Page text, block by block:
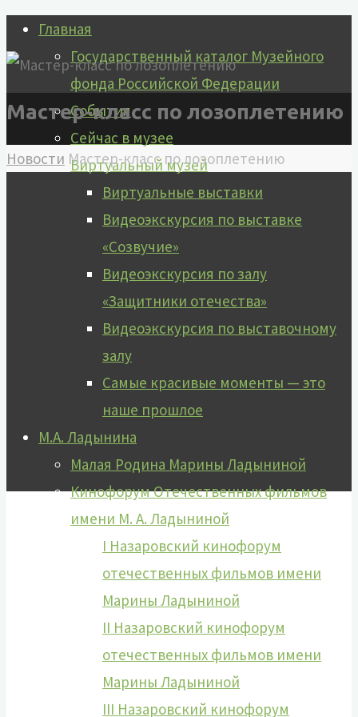
Перейти
к
содержимому
Главная
Государственный каталог Музейного
фонда Российской Федерации
События
Сейчас в музее
Виртуальный музей
Виртуальные выставки
Видеоэкскурсия по выставке
«Созвучие»
Видеоэкскурсия по залу
«Защитники отечества»
Видеоэкскурсия по выставочному
залу
Самые красивые моменты — это
наше прошлое
М.А. Ладынина
Малая Родина Марины Ладыниной
Кинофорум Отечественных фильмов
имени М. А. Ладыниной
I Назаровский кинофорум
отечественных фильмов имени
Марины Ладыниной
II Назаровский кинофорум
отечественных фильмов имени
Марины Ладыниной
III Назаровский кинофорум
Мастер-класс по лозоплетению
Главная
Новости Мастер-класс по лозоплетению